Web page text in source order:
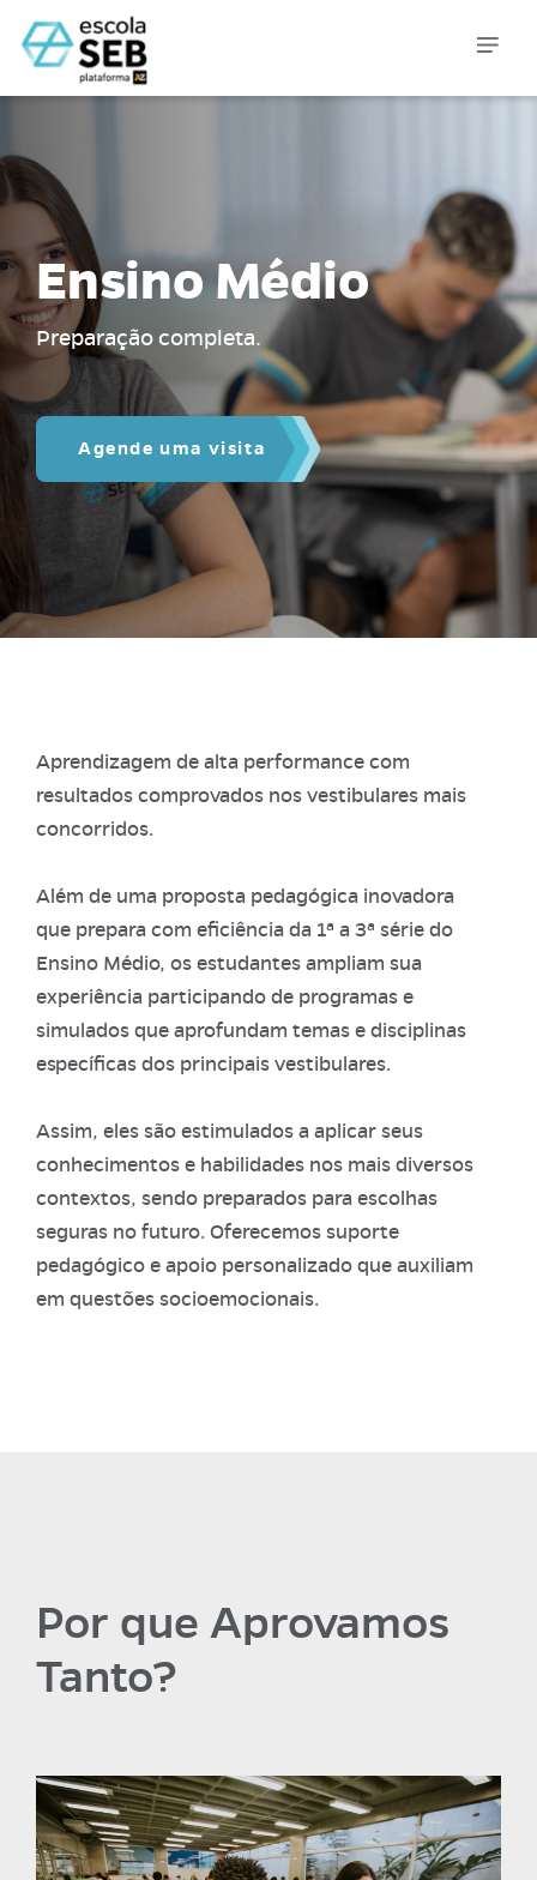
Ensino Médio
Preparação completa.
Agende uma visita
Aprendizagem de alta performance com
resultados comprovados nos vestibulares mais
concorridos.
Além de uma proposta pedagógica inovadora
que prepara com eficiência da 1ª a 3ª série do
Ensino Médio, os estudantes ampliam sua
experiência participando de programas e
simulados que aprofundam temas e disciplinas
específicas dos principais vestibulares.
Assim, eles são estimulados a aplicar seus
conhecimentos e habilidades nos mais diversos
contextos, sendo preparados para escolhas
seguras no futuro. Oferecemos suporte
pedagógico e apoio personalizado que auxiliam
em questões socioemocionais.
Por que Aprovamos
Tanto?